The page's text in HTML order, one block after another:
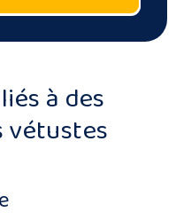
à des
vétustes